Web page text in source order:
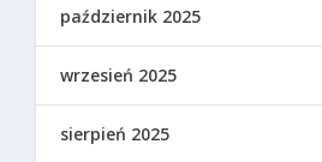
październik 2025
wrzesień 2025
sierpień 2025